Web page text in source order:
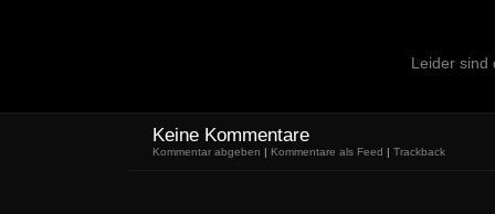
Leider sind
Keine Kommentare
Kommentar abgeben | Kommentare als Feed | Trackback